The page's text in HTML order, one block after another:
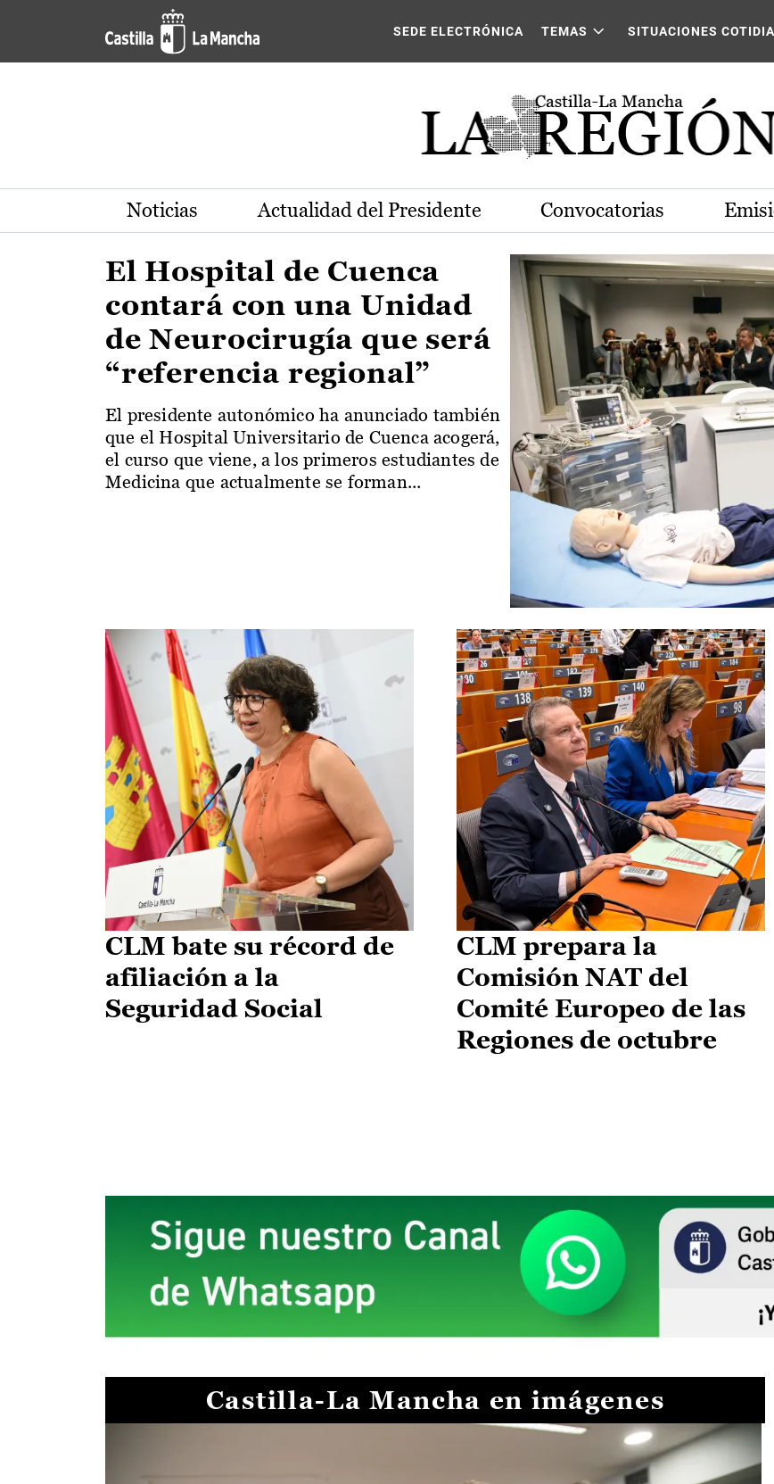
Pasar al contenido principal
Actualidad de la región de Castilla-La Mancha
SEDE ELECTRÓNICA TEMAS SITUACIONES
Noticias Actualidad del Presidente Convocatorias
El Hospital de Cuenca
contará con una Unidad
de Neurocirugía que será
“referencia regional”
El presidente autonómico ha anunciado también
que el Hospital Universitario de Cuenca acogerá,
el curso que viene, a los primeros estudiantes de
Medicina que actualmente se forman...
CLM bate su récord de
afiliación a la
Seguridad Social
CLM prepara la
Comisión NAT del
Comité Europeo de las
Regiones de octubre
Castilla-La Mancha en imágenes